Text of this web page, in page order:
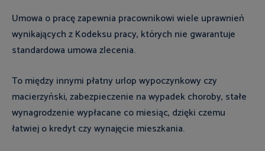
Umowa o pracę zapewnia pracownikowi wiele uprawnień
wynikających z Kodeksu pracy, których nie gwarantuje
standardowa umowa zlecenia.
To między innymi płatny urlop wypoczynkowy czy
macierzyński, zabezpieczenie na wypadek choroby, stałe
wynagrodzenie wypłacane co miesiąc, dzięki czemu
łatwiej o kredyt czy wynajęcie mieszkania.